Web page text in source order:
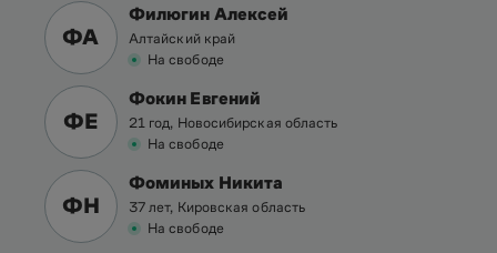
ФА
Филюгин Алексей
Алтайский край
На свободе
ФЕ
Фокин Евгений
21 год, Новосибирская область
На свободе
ФН
Фоминых Никита
37 лет, Кировская область
На свободе